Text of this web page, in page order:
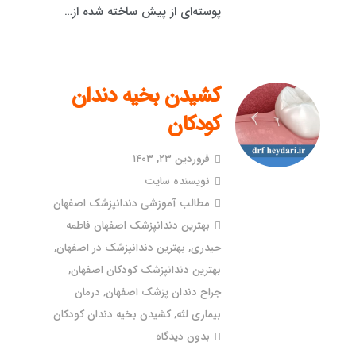
پوسته‌ای از پیش ساخته شده از…
کشیدن بخیه دندان
کودکان
فروردین ۲۳, ۱۴۰۳
نویسنده سایت
مطالب آموزشی دندانپزشک اصفهان
بهترین دندانپزشک اصفهان فاطمه
حیدری, بهترین دندانپزشک در اصفهان,
بهترین دندانپزشک کودکان اصفهان,
جراح دندان پزشک اصفهان, درمان
بیماری لثه,کشیدن بخیه دندان کودکان
بدون دیدگاه